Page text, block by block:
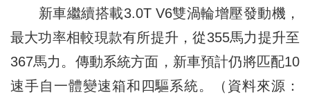
新車繼續搭載3.0T V6雙渦輪增壓發動機，
最大功率相較現款有所提升，從355馬力提升至
367馬力。傳動系統方面，新車預計仍將匹配10
速手自一體變速箱和四驅系統。（資料來源：